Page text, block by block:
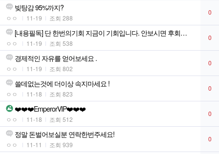
빚탕감 95%까지?
ㅇㅇ 11-19 조회 288
0
[내용필독] 단 한번의기회 지금이 기회입니다. 안보시면 후회하십니다.
ㅇㅇ 11-19 조회 538
0
경제적인 자유를 얻어보세요 .
ㅇㅇ 11-19 조회 802
0
쓸데없는것에 더이상 속지마세요 !
ㅇㅇ 11-18 조회 823
0
❤️❤️❤️EmperorVIP❤️❤️❤️
ㅇㅇ 11-18 조회 512
0
정말 돈벌어보실분 연락한번주세요!
ㅇㅇ 11-11 조회 939
0